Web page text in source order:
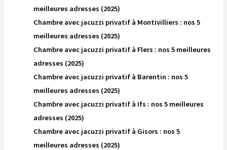
meilleures adresses (2025)
Chambre avec jacuzzi privatif à Montivilliers : nos 5
meilleures adresses (2025)
Chambre avec jacuzzi privatif à Flers : nos 5 meilleures
adresses (2025)
Chambre avec jacuzzi privatif à Barentin : nos 5
meilleures adresses (2025)
Chambre avec jacuzzi privatif à Ifs : nos 5 meilleures
adresses (2025)
Chambre avec jacuzzi privatif à Gisors : nos 5
meilleures adresses (2025)